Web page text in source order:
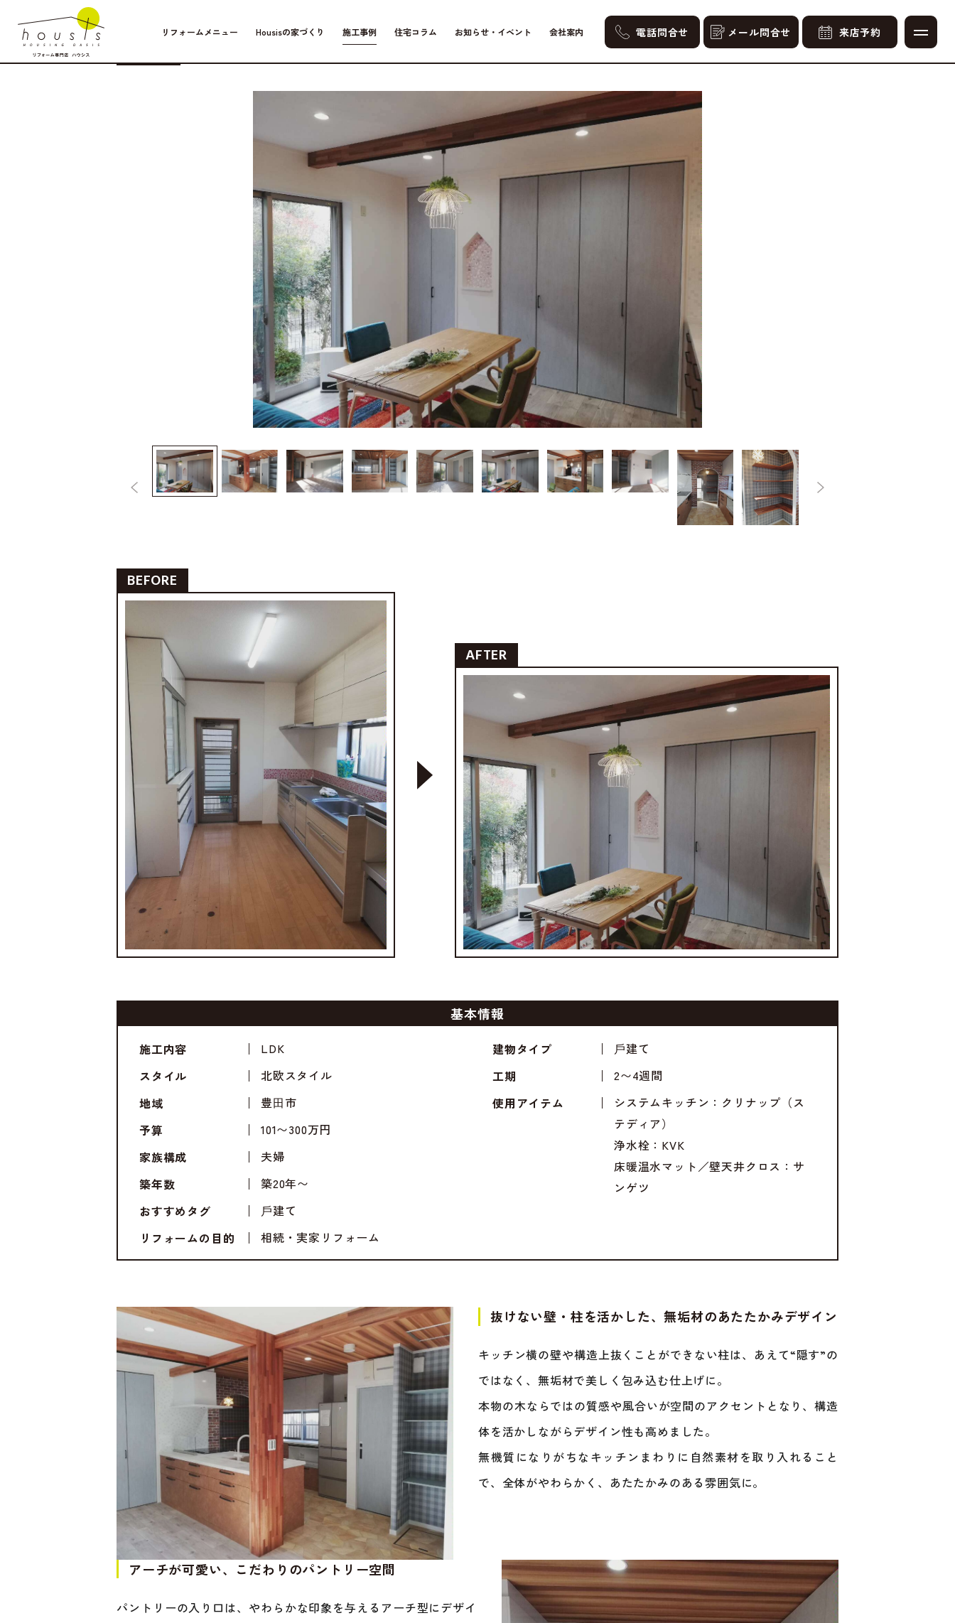
リフォームメニュー Housisの家づくり 施工事例 住宅コラム お知らせ・イベント 会社案内 電話問合せ メール問合せ 来店予約
仕切りをなくして広がる、カフェライクな心地よいLDK空間
BEFORE
AFTER
基本情報
施工内容
LDK
スタイル
北欧スタイル
地域
豊⽥市
予算
101〜300万円
家族構成
夫婦
築年数
築20年〜
おすすめタグ
⼾建て
リフォームの目的
相続・実家リフォーム
建物タイプ
⼾建て
工期
2〜4週間
使用アイテム
システムキッチン：クリナップ（ス
テディア）
浄水栓：KVK
床暖温水マット／壁天井クロス：サ
ンゲツ
抜けない壁・柱を活かした、無垢材のあたたかみデザイン
キッチン横の壁や構造上抜くことができない柱は、あえて“隠す”の
ではなく、無垢材で美しく包み込む仕上げに。
本物の木ならではの質感や風合いが空間のアクセントとなり、構造
体を活かしながらデザイン性も高めました。
無機質になりがちなキッチンまわりに自然素材を取り入れること
で、全体がやわらかく、あたたかみのある雰囲気に。
アーチが可愛い、こだわりのパントリー空間
パントリーの入り口は、やわらかな印象を与えるアーチ型にデザイ